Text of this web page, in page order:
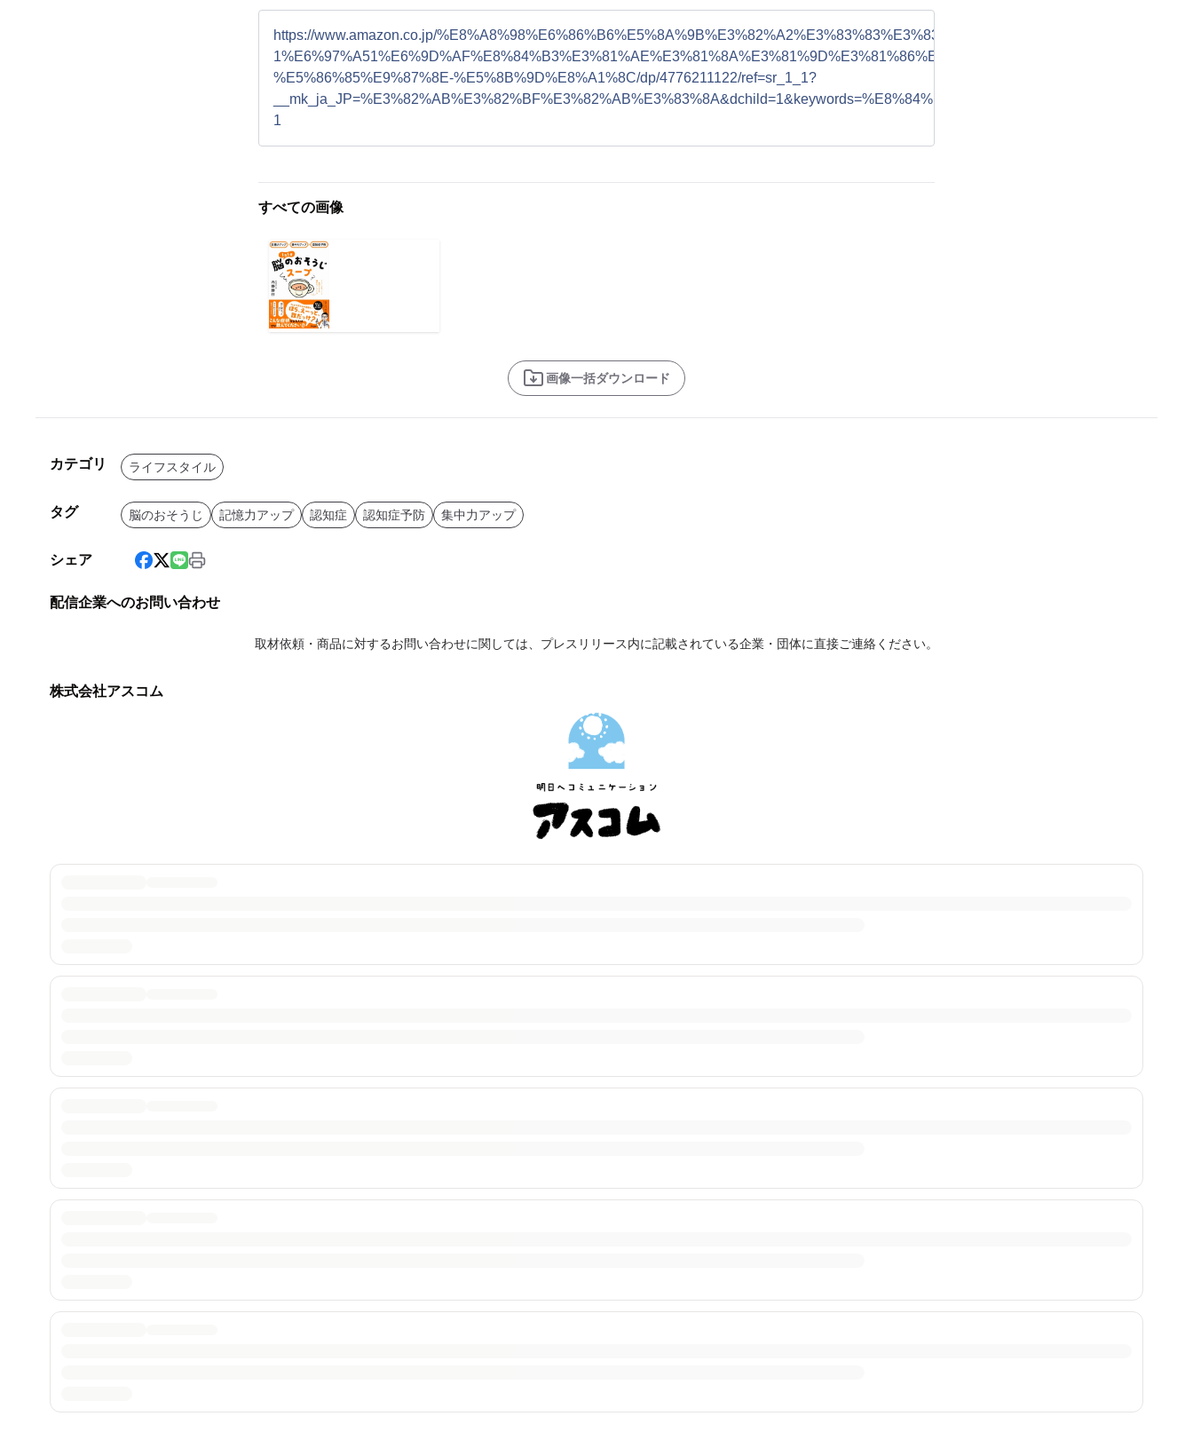
https://www.amazon.co.jp/
%E5%86%85%E9%87%8E-%E5%8B%9D%E8%A1%8C/dp/4776211122/ref=sr_1_1?
1
すべての画像
画像一括ダウンロード
カテゴリ ライフスタイル
タグ 脳のおそうじ 記憶力アップ 認知症 認知症予防 集中力アップ
シェア
配信企業へのお問い合わせ
取材依頼・商品に対するお問い合わせに関しては、プレスリリース内に記載されている企業・団体に直接ご連絡ください。
株式会社アスコム